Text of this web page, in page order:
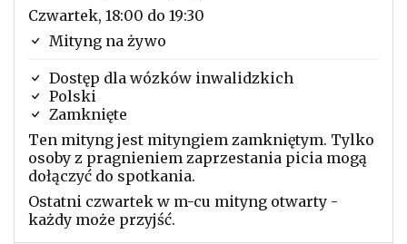
Czwartek, 18:00 do 19:30
Mityng na żywo
Dostęp dla wózków inwalidzkich
Polski
Zamknięte
Ten mityng jest mityngiem zamkniętym. Tylko
osoby z pragnieniem zaprzestania picia mogą
dołączyć do spotkania.
Ostatni czwartek w m-cu mityng otwarty -
każdy może przyjść.